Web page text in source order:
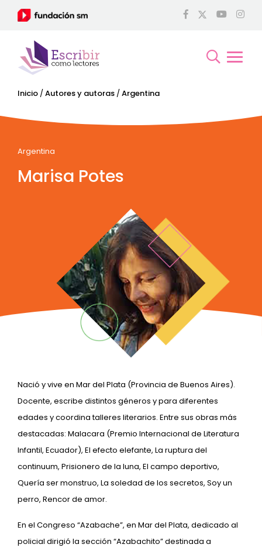
Inicio /Autores y autoras /Argentina
Argentina
Marisa Potes
Nació y vive en Mar del Plata (Provincia de Buenos Aires).
Docente, escribe distintos géneros y para diferentes
edades y coordina talleres literarios. Entre sus obras más
destacadas: Malacara (Premio Internacional de Literatura
Infantil, Ecuador), El efecto elefante, La ruptura del
continuum, Prisionero de la luna, El campo deportivo,
Quería ser monstruo, La soledad de los secretos, Soy un
perro, Rencor de amor.
En el Congreso “Azabache”, en Mar del Plata, dedicado al
policial dirigió la sección “Azabachito” destinada a